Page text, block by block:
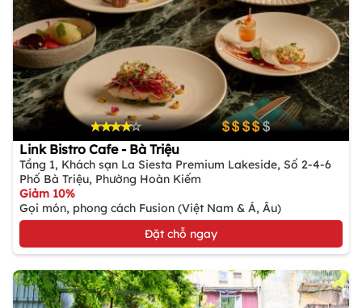
Link Bistro Cafe - Bà Triệu
Tầng 1, Khách sạn La Siesta Premium Lakeside, Số 2-4-6
Phố Bà Triệu, Phường Hoàn Kiếm
Giảm 10%
Gọi món, phong cách Fusion (Việt Nam & Á, Âu)
Đặt chỗ ngay